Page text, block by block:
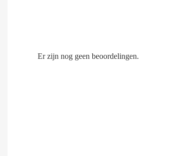
Er zijn nog geen beoordelingen.